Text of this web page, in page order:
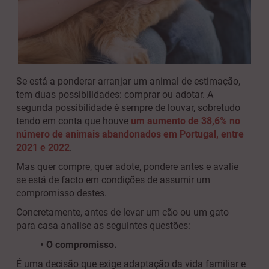
Se está a ponderar arranjar um animal de estimação,
tem duas possibilidades: comprar ou adotar. A
segunda possibilidade é sempre de louvar, sobretudo
tendo em conta que houve um aumento de 38,6% no
número de animais abandonados em Portugal, entre
2021 e 2022.
Mas quer compre, quer adote, pondere antes e avalie
se está de facto em condições de assumir um
compromisso destes.
Concretamente, antes de levar um cão ou um gato
para casa analise as seguintes questões:
• O compromisso.
É uma decisão que exige adaptação da vida familiar e